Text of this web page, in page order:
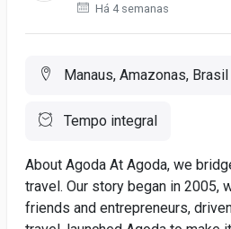
Há 4 semanas
Manaus, Amazonas, Brasil
Tempo integral
About Agoda At Agoda, we
travel. Our story began in 2005,
friends and entrepreneurs,